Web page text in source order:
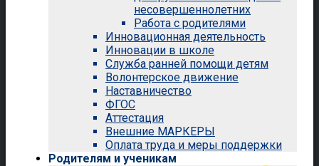
несовершеннолетних
Работа с родителями
Инновационная деятельность
Инновации в школе
Служба ранней помощи детям
Волонтерское движение
Наставничество
ФГОС
Аттестация
Внешние МАРКЕРЫ
Оплата труда и меры поддержки
Родителям и ученикам